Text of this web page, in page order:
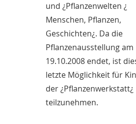
und ¿Pflanzenwelten ¿
Menschen, Pflanzen,
Geschichten¿. Da die
Pflanzenausstellung am
19.10.2008 endet, ist
letzte Möglichkeit für
der ¿Pflanzenwerkstatt¿
teilzunehmen.